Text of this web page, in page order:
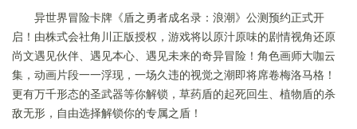
异世界冒险卡牌《盾之勇者成名录：浪潮》公测预约正式开
启！由株式会社角川正版授权，游戏将以原汁原味的剧情视角还原
尚文遇见伙伴、遇见本心、遇见未来的奇异冒险！角色画师大咖云
集，动画片段一一浮现，一场久违的视觉之潮即将席卷梅洛马格！
更有万千形态的圣武器等你解锁，草药盾的起死回生、植物盾的杀
敌无形，自由选择解锁你的专属之盾！